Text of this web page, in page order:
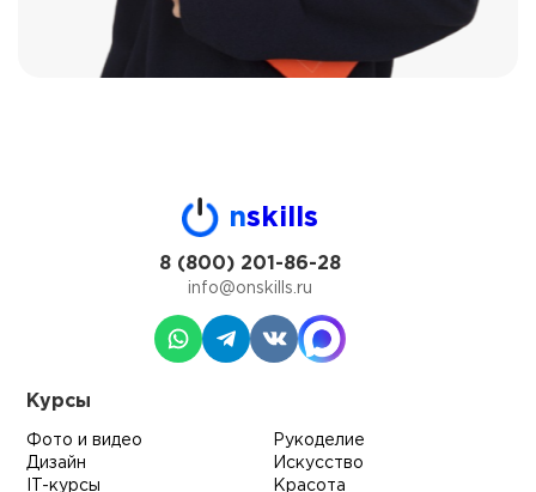
nskills
8 (800) 201-86-28
info@onskills.ru
Курсы
Фото и видео
Дизайн
IT-курсы
Рукоделие
Искусство
Красота